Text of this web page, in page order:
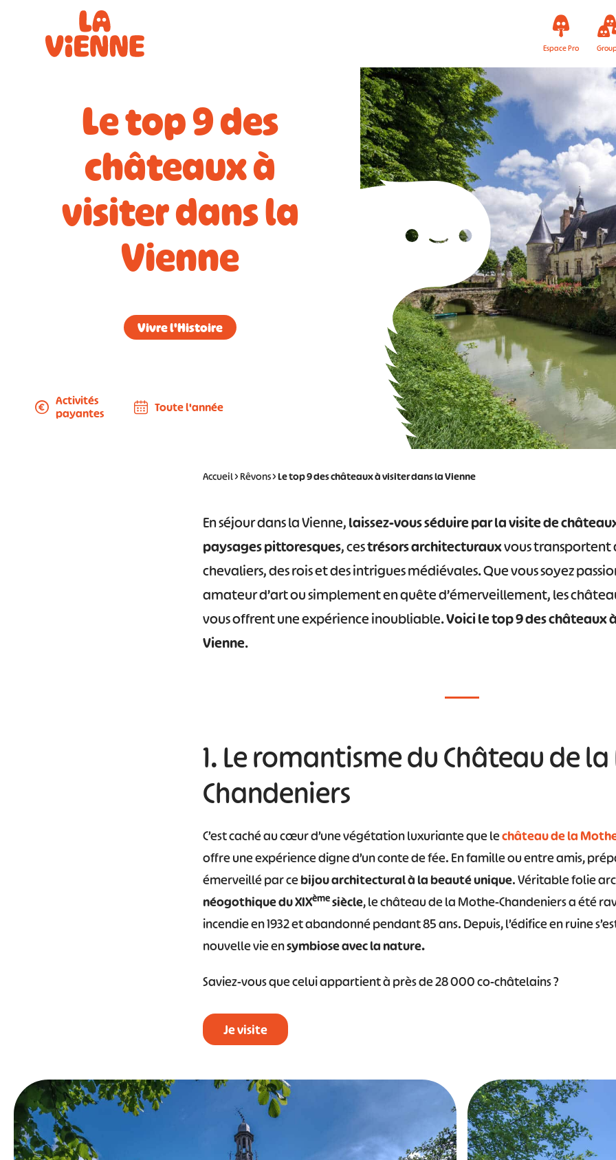
Espace Pro
Le top 9 des
châteaux à
visiter dans la
Vienne
Vivre l'Histoire
Activités
payantes
Toute l'année
Accueil>Rêvons>Le top 9 des châteaux à visiter dans la Vienne
En séjour dans la Vienne,laissez-vous séduire par la visite de
paysages pittoresques, cestrésors architecturauxvous transportent
chevaliers, des rois et des intrigues médiévales. Que vous soyez
amateur d’art ou simplement en quête d’émerveillement, les
vous offrent une expérience inoubliable.Voici le top 9 des châteaux
Vienne.
1. Le romantisme du Château de
Chandeniers
C’est caché au cœur d’une végétation luxuriante que lechâteau de la
offre une expérience digne d’un conte de fée. En famille ou entre amis,
émerveillé par cebijou architectural à la beauté unique. Véritable folie
néogothique du XIXèmesiècle, le château de la Mothe-Chandeniers a été
incendie en 1932 et abandonné pendant 85 ans. Depuis, l’édifice en ruine
nouvelle vie ensymbiose avec la nature.
Saviez-vous que celui appartient à près de 28 000 co-châtelains ?
Je visite
Panneau de gestion des cookies